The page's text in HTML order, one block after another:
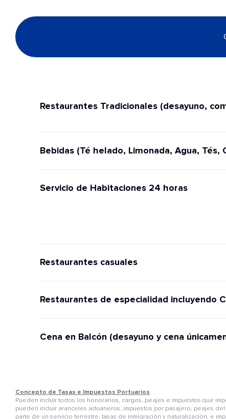
Restaurantes Tradicionales (desayuno,
Bebidas (Té helado, Limonada, Agua, Tés,
Servicio de Habitaciones 24 horas
Restaurantes casuales
Restaurantes de especialidad incluyendo
Cena en Balcón (desayuno y cena
Concepto de Tasas e Impuestos Portuarios
Pueden incluir todos los honorarios, cargos, peajes e impuestos que
pueden incluir aranceles aduaneros, impuestos por pasajero, peajes
parte de un servicio terrestre, tasas de inmigración y naturalización, e